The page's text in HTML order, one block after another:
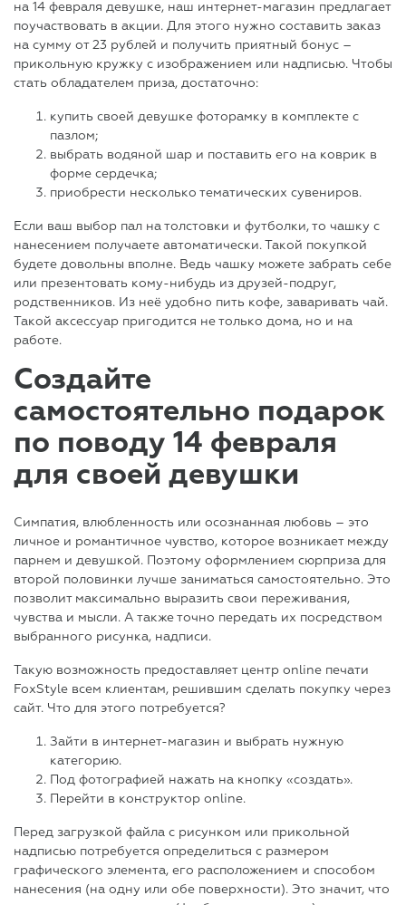
на 14 февраля девушке, наш интернет-магазин предлагает
поучаствовать в акции. Для этого нужно составить заказ
на сумму от 23 рублей и получить приятный бонус –
прикольную кружку с изображением или надписью. Чтобы
стать обладателем приза, достаточно:
купить своей девушке фоторамку в комплекте с
пазлом;
выбрать водяной шар и поставить его на коврик в
форме сердечка;
приобрести несколько тематических сувениров.
Если ваш выбор пал на толстовки и футболки, то чашку с
нанесением получаете автоматически. Такой покупкой
будете довольны вполне. Ведь чашку можете забрать себе
или презентовать кому-нибудь из друзей-подруг,
родственников. Из неё удобно пить кофе, заваривать чай.
Такой аксессуар пригодится не только дома, но и на
работе.
Создайте
самостоятельно подарок
по поводу 14 февраля
для своей девушки
Симпатия, влюбленность или осознанная любовь – это
личное и романтичное чувство, которое возникает между
парнем и девушкой. Поэтому оформлением сюрприза для
второй половинки лучше заниматься самостоятельно. Это
позволит максимально выразить свои переживания,
чувства и мысли. А также точно передать их посредством
выбранного рисунка, надписи.
Такую возможность предоставляет центр online печати
FoxStyle всем клиентам, решившим сделать покупку через
сайт. Что для этого потребуется?
Зайти в интернет-магазин и выбрать нужную
категорию.
Под фотографией нажать на кнопку «создать».
Перейти в конструктор online.
Перед загрузкой файла с рисунком или прикольной
надписью потребуется определиться с размером
графического элемента, его расположением и способом
нанесения (на одну или обе поверхности). Это значит, что